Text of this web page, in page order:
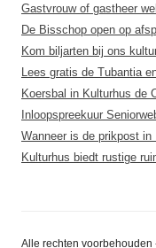
Gastvrouw of gastheer
De Bisschop open op
Kom biljarten bij ons
Lees gratis de Tubantia
Koersbal in Kulturhus de
Inloopspreekuur
Wanneer is de prikpost in
Kulturhus biedt rustige
Alle rechten